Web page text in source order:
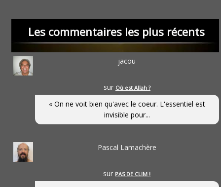
Les commentaires les plus récents
jacou
sur Où est Allah ?
« On ne voit bien qu'avec le coeur. L'essentiel est
invisible pour...
Pascal Lamachère
sur PAS DE CLIM !